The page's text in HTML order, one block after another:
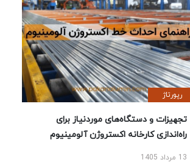
رپورتاژ
تجهیزات و دستگاه‌های موردنیاز برای
راه‌اندازی کارخانه اکستروژن آلومینیوم
13 مرداد 1405